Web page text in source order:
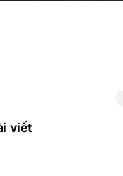
viết